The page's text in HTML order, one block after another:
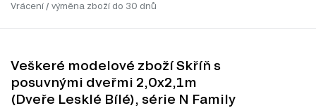
Vrácení / výměna zboží do 30 dnů
Veškeré modelové zboží Skříň s
posuvnými dveřmi 2,0x2,1m
(Dveře Lesklé Bílé), série N Family